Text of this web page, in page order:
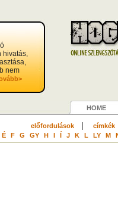
hivatás,
nem
HOME
előfordulások| címkék
É F G GY H I Í J K L LY M